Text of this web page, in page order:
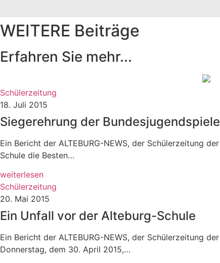
WEITERE Beiträge
Erfahren Sie mehr...
Schülerzeitung
18. Juli 2015
Siegerehrung der Bundesjugendspiele
Ein Bericht der ALTEBURG-NEWS, der Schülerzeitung
Schule die Besten…
weiterlesen
Schülerzeitung
20. Mai 2015
Ein Unfall vor der Alteburg-Schule
Ein Bericht der ALTEBURG-NEWS, der Schülerzeitung
Donnerstag, dem 30. April 2015,…